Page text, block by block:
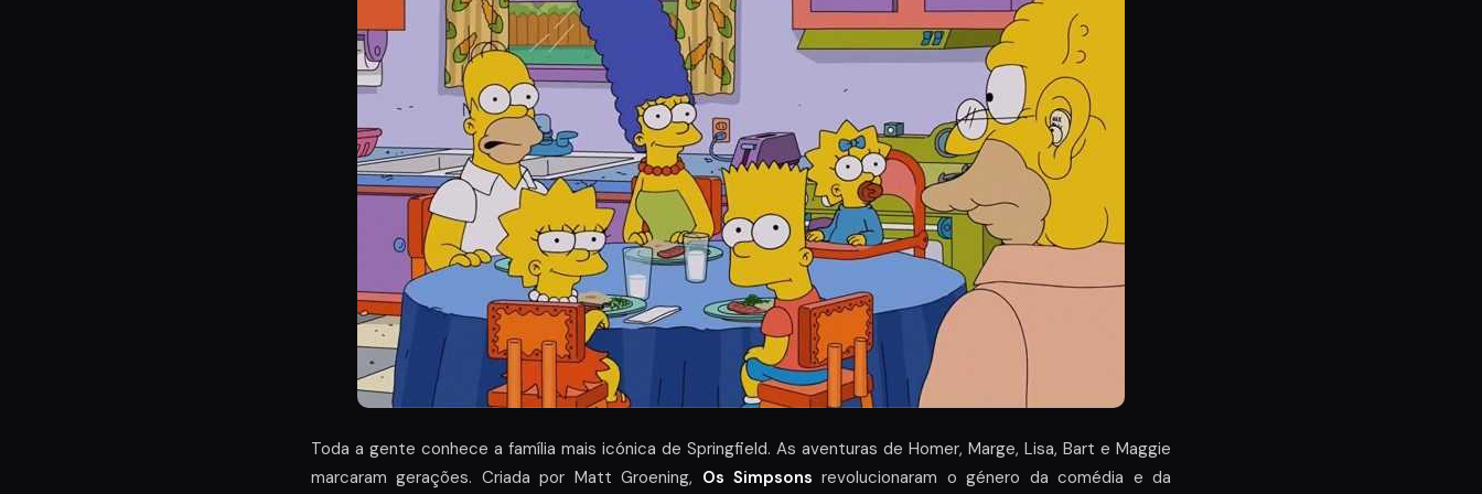
Toda a gente conhece a família mais icónica de Springfield. As aventuras de Homer, Marge, Lisa, Bart e Maggie
marcaram gerações. Criada por Matt Groening, Os Simpsons revolucionaram o género da comédia e da